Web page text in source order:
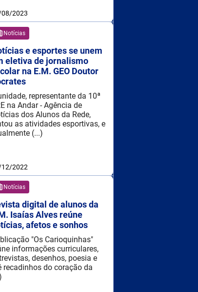
2023
Notícias
e esportes se unem
eletiva de jornalismo
na E.M. GEO Doutor
representante da 10ª
na Andar - Agência de
dos Alunos da Rede,
as atividades esportivas, e
(...)
2022
Notícias
digital de alunos da
Isaías Alves reúne
afetos e sonhos
"Os Carioquinhas"
informações curriculares,
desenhos, poesia e
recadinhos do coração da